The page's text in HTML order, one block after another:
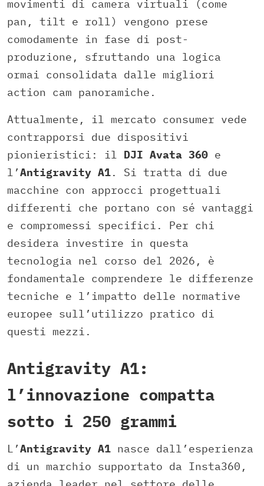
movimenti di camera virtuali (come
pan, tilt e roll) vengono prese
comodamente in fase di post-
produzione, sfruttando una logica
ormai consolidata dalle migliori
action cam panoramiche.
Attualmente, il mercato consumer vede
contrapporsi due dispositivi
pionieristici: il DJI Avata 360 e
l’Antigravity A1. Si tratta di due
macchine con approcci progettuali
differenti che portano con sé vantaggi
e compromessi specifici. Per chi
desidera investire in questa
tecnologia nel corso del 2026, è
fondamentale comprendere le differenze
tecniche e l’impatto delle normative
europee sull’utilizzo pratico di
questi mezzi.
Antigravity A1:
l’innovazione compatta
sotto i 250 grammi
L’Antigravity A1 nasce dall’esperienza
di un marchio supportato da Insta360,